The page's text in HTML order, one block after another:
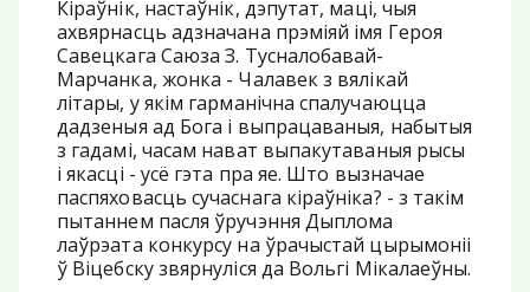
Кіраўнік, настаўнік, дэпутат, маці, чыя
ахвярнасць адзначана прэміяй імя Героя
Савецкага Саюза З. Тусналобавай-
Марчанка, жонка - Чалавек з вялікай
літары, у якім гарманічна спалучаюцца
дадзеныя ад Бога і выпрацаваныя, набытыя
з гадамі, часам нават выпакутаваныя рысы
і якасці - усё гэта пра яе. Што вызначае
паспяховасць сучаснага кіраўніка? - з такім
пытаннем пасля ўручэння Дыплома
лаўрэата конкурсу на ўрачыстай цырымоніі
ў Віцебску звярнуліся да Вольгі Мікалаеўны.